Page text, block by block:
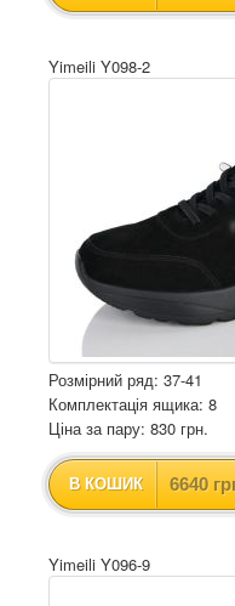
Yimeili Y098-2
Розмірний ряд: 37-41
Комплектація ящика: 8
Ціна за пару: 830 грн.
В КОШИК 6640
Yimeili Y096-9